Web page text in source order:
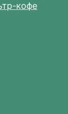
кофе